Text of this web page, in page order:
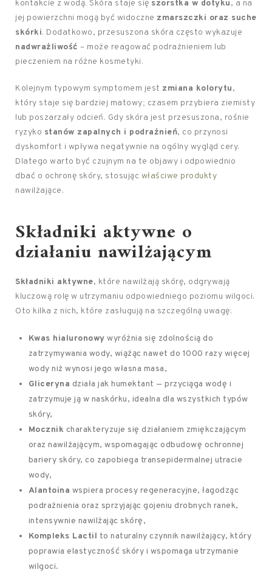
kontakcie z wodą. Skóra staje się szorstka w dotyku, a na
jej powierzchni mogą być widoczne zmarszczki oraz suche
skórki. Dodatkowo, przesuszona skóra często wykazuje
nadwrażliwość – może reagować podrażnieniem lub
pieczeniem na różne kosmetyki.
Kolejnym typowym symptomem jest zmiana kolorytu,
który staje się bardziej matowy; czasem przybiera ziemisty
lub poszarzały odcień. Gdy skóra jest przesuszona, rośnie
ryzyko stanów zapalnych i podrażnień, co przynosi
dyskomfort i wpływa negatywnie na ogólny wygląd cery.
Dlatego warto być czujnym na te objawy i odpowiednio
dbać o ochronę skóry, stosując właściwe produkty
nawilżające.
Składniki aktywne o
działaniu nawilżającym
Składniki aktywne, które nawilżają skórę, odgrywają
kluczową rolę w utrzymaniu odpowiedniego poziomu wilgoci.
Oto kilka z nich, które zasługują na szczególną uwagę:
Kwas hialuronowy wyróżnia się zdolnością do
zatrzymywania wody, wiążąc nawet do 1000 razy więcej
wody niż wynosi jego własna masa,
Gliceryna działa jak humektant — przyciąga wodę i
zatrzymuje ją w naskórku, idealna dla wszystkich typów
skóry,
Mocznik charakteryzuje się działaniem zmiękczającym
oraz nawilżającym, wspomagając odbudowę ochronnej
bariery skóry, co zapobiega transepidermalnej utracie
wody,
Alantoina wspiera procesy regeneracyjne, łagodząc
podrażnienia oraz sprzyjając gojeniu drobnych ranek,
intensywnie nawilżając skórę,
Kompleks Lactil to naturalny czynnik nawilżający, który
poprawia elastyczność skóry i wspomaga utrzymanie
wilgoci.